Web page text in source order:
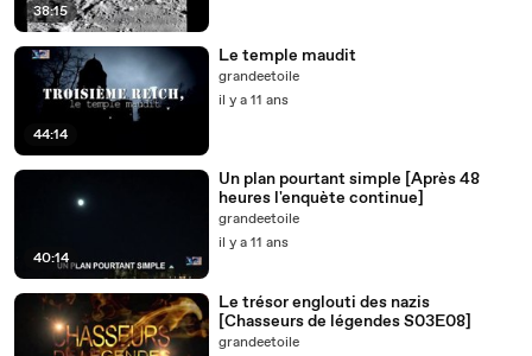
38:15
44:14
Le temple maudit
grandeetoile
il y a 11 ans
40:14
Un plan pourtant simple [Après 48
heures l'enquète continue]
grandeetoile
il y a 11 ans
Le trésor englouti des nazis
[Chasseurs de légendes S03E08]
grandeetoile